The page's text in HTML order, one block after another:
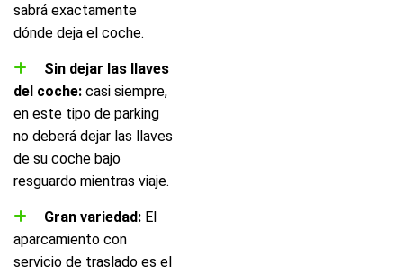
sabrá exactamente
dónde deja el coche.
Sin dejar las llaves
del coche: casi siempre,
en este tipo de parking
no deberá dejar las llaves
de su coche bajo
resguardo mientras viaje.
Gran variedad: El
aparcamiento con
servicio de traslado es el